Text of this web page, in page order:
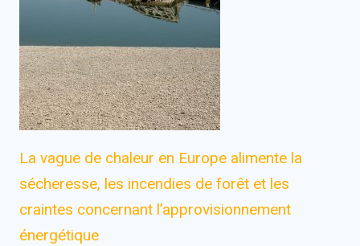
La vague de chaleur en Europe alimente la
sécheresse, les incendies de forêt et les
craintes concernant l’approvisionnement
énergétique